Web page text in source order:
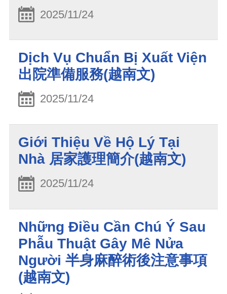
2025/11/24
Dịch Vụ Chuẩn Bị Xuất Viện
出院準備服務(越南文)
2025/11/24
Giới Thiệu Về Hộ Lý Tại
Nhà 居家護理簡介(越南文)
2025/11/24
Những Điều Cần Chú Ý Sau
Phẫu Thuật Gây Mê Nửa
Người 半身麻醉術後注意事項
(越南文)